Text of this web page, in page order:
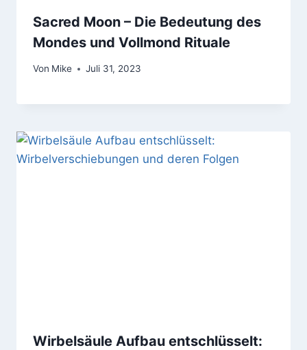
Sacred Moon – Die Bedeutung des
Mondes und Vollmond Rituale
Von Mike Juli 31, 2023
Wirbelsäule Aufbau entschlüsselt: